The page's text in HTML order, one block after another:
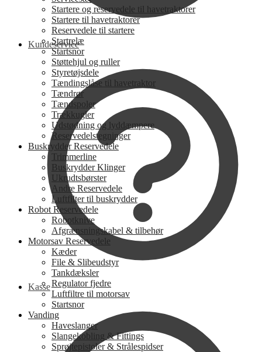
Kundeservice
Kasse
Startere og reservedele til havetraktorer
Startere til havetraktorer
Reservedele til startere
Startrelæ
Startsnor
Støttehjul og ruller
Styretøjsdele
Tændingslåse til havetraktor
Tændrør
Tændspoler
Trækkugler
Udstødning og lyddæmpere
Reservedelstegninger
Buskrydder Reservedele
Trimmerline
Buskrydder Klinger
Ukrudtsbørster
Andre Reservedele
Luftfilter til buskrydder
Robot Reservedele
Robotknive
Afgrænsningskabel & tilbehør
Motorsav Reservedele
Kæder
File & Slibeudstyr
Tankdæksler
Regulator fjedre
Luftfiltre til motorsav
Startsnor
Vanding
Haveslanger
Slangekobling & Fittings
Sprøjtepistoler & Strålespidser